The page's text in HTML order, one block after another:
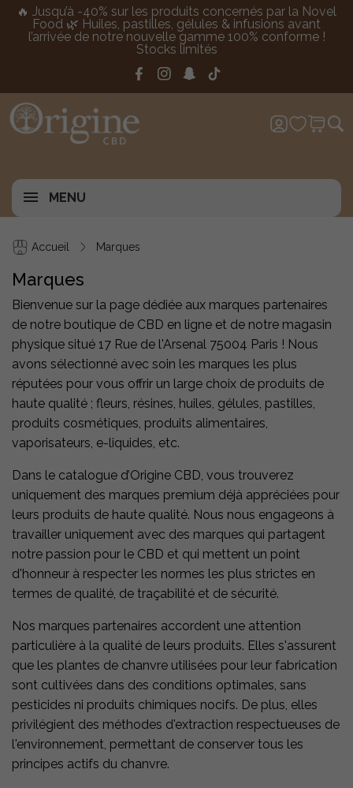
🔥 Jusqu’à -40% sur les produits concernés par la Novel
Food 🌿 Huiles, pastilles, gélules & infusions avant
l’arrivée de notre nouvelle gamme 100% conforme !
Stocks limités
MENU
Accueil Marques
Marques
Bienvenue sur la page dédiée aux marques partenaires
de notre boutique de CBD en ligne et de notre magasin
physique situé 17 Rue de l'Arsenal 75004 Paris ! Nous
avons sélectionné avec soin les marques les plus
réputées pour vous offrir un large choix de produits de
haute qualité ; fleurs, résines, huiles, gélules, pastilles,
produits cosmétiques, produits alimentaires,
vaporisateurs, e-liquides, etc.
Dans le catalogue d’Origine CBD, vous trouverez
uniquement des marques premium déjà appréciées pour
leurs produits de haute qualité. Nous nous engageons à
travailler uniquement avec des marques qui partagent
notre passion pour le CBD et qui mettent un point
d'honneur à respecter les normes les plus strictes en
termes de qualité, de traçabilité et de sécurité.
Nos marques partenaires accordent une attention
particulière à la qualité de leurs produits. Elles s'assurent
que les plantes de chanvre utilisées pour leur fabrication
sont cultivées dans des conditions optimales, sans
pesticides ni produits chimiques nocifs. De plus, elles
privilégient des méthodes d'extraction respectueuses de
l'environnement, permettant de conserver tous les
principes actifs du chanvre.